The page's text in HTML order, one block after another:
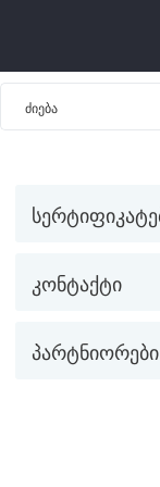
კონტაქტი
პარტნიორები